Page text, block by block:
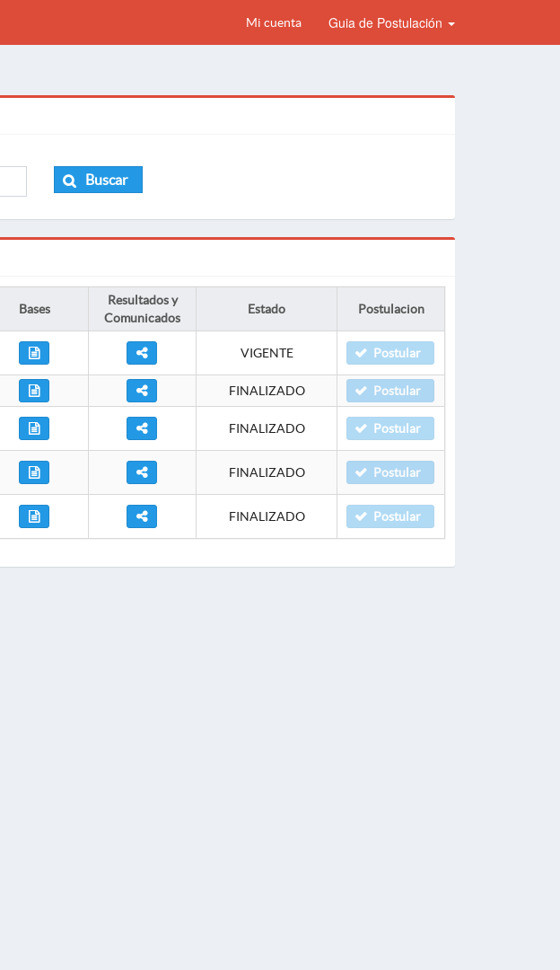
Mi cuenta Guia de Postulación
Buscar
Bases
Resultados y
Comunicados
Estado Postulacion
VIGENTE Postular
FINALIZADO Postular
FINALIZADO Postular
FINALIZADO Postular
FINALIZADO Postular